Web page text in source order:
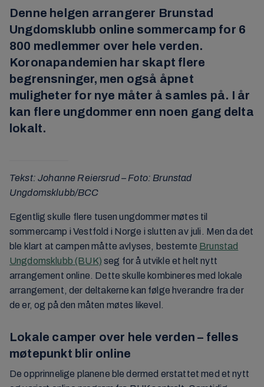
Denne helgen arrangerer Brunstad
Ungdomsklubb online sommercamp for 6
800 medlemmer over hele verden.
Koronapandemien har skapt flere
begrensninger, men også åpnet
muligheter for nye måter å samles på. I år
kan flere ungdommer enn noen gang delta
lokalt.
Tekst: Johanne Reiersrud – Foto: Brunstad
Ungdomsklubb/BCC
Egentlig skulle flere tusen ungdommer møtes til
sommercamp i Vestfold i Norge i slutten av juli. Men da det
ble klart at campen måtte avlyses, bestemte Brunstad
Ungdomsklubb (BUK) seg for å utvikle et helt nytt
arrangement online. Dette skulle kombineres med lokale
arrangement, der deltakerne kan følge hverandre fra der
de er, og på den måten møtes likevel.
Lokale camper over hele verden – felles
møtepunkt blir online
De opprinnelige planene ble dermed erstattet med et nytt